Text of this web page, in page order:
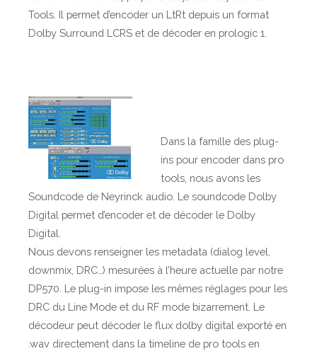
Tools. Il permet d’encoder un LtRt depuis un format
Dolby Surround LCRS et de décoder en prologic 1.
Dans la famille des plug-
ins pour encoder dans pro
tools, nous avons les
Soundcode de Neyrinck audio. Le soundcode Dolby
Digital permet d’encoder et de décoder le Dolby
Digital.
Nous devons renseigner les metadata (dialog level,
downmix, DRC…) mesurées à l’heure actuelle par notre
DP570. Le plug-in impose les mêmes réglages pour les
DRC du Line Mode et du RF mode bizarrement. Le
décodeur peut décoder le flux dolby digital exporté en
.wav directement dans la timeline de pro tools en